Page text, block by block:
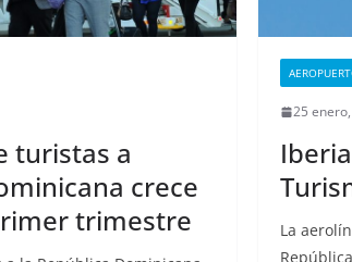
turistas a
crece
trimestre
25
La